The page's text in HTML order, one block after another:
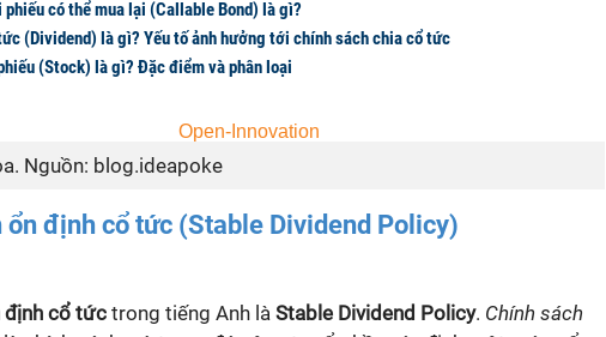
phiếu có thể mua lại (Callable Bond) là gì?
(Dividend) là gì? Yếu tố ảnh hưởng tới chính sách chia cổ tức
(Stock) là gì? Đặc điểm và phân loại
Nguồn: blog.ideapoke
ổn định cổ tức (Stable Dividend Policy)
định cổ tức trong tiếng Anh là Stable Dividend Policy. Chính sách